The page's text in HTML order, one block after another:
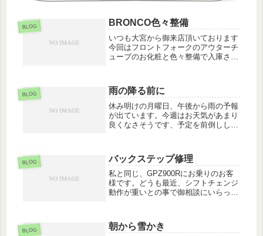
BLOG BRONCO色々整備
いつも大宮から御来店頂いております
今回はフロントフォークのアウターチ
ューブのお化粧と色々整備で入庫され
してしまいます。丁寧に塗装を剥がし
腐食部分の手当てをして再塗装です。
適...
BLOG 雨の降る前に
休み明けの月曜日、午後から雨の予報
が出ています。今週はお天気があまり
良くなさそうです、予定を前倒しして
ンはそうでもないのですが４輪車と新
規登録のラインには長い列が出来てい
ま...
BLOG バックステップ修理
私と同じ、GPZ900Rにお乗りのお客
様です。どうも最近、シフトチェンジ
動作が重いとの事で御相談にいらっし
固着してしまっています(>_<)この辺
りの部品は汎用品ですので在庫...
BLOG 朝から雪かき